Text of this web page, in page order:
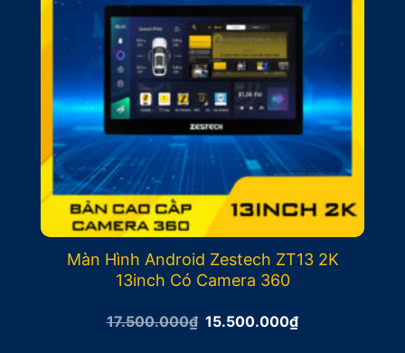
Màn Hình Android Zestech ZT13 2K
13inch Có Camera 360
17.500.000₫ Giá
15.500.000₫Giá